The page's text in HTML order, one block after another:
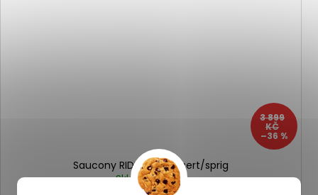
3 899
KČ
–36 %
Saucony RIDE 15 TR desert/sprig
Skladem(1 ks)